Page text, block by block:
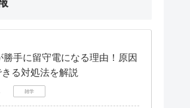
勝手に留守電になる理由！原因
る対処法を解説
雑学